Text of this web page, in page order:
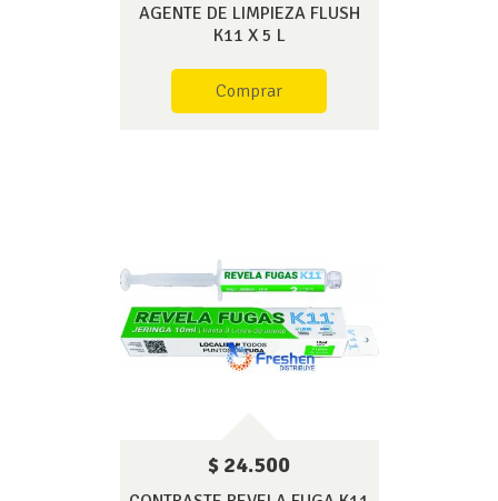
AGENTE DE LIMPIEZA FLUSH
K11 X 5 L
Comprar
$ 24.500